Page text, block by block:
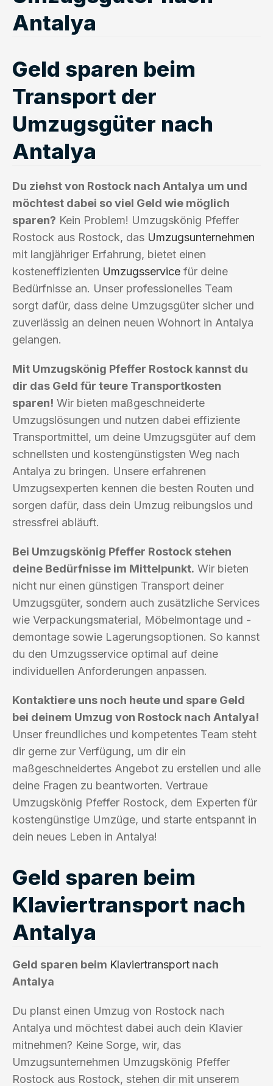
Antalya
Geld sparen beim
Transport der
Umzugsgüter nach
Antalya
Du ziehst von Rostock nach Antalya um und
möchtest dabei so viel Geld wie möglich
sparen? Kein Problem! Umzugskönig Pfeffer
Rostock aus Rostock, das Umzugsunternehmen
mit langjähriger Erfahrung, bietet einen
kosteneffizienten Umzugsservice für deine
Bedürfnisse an. Unser professionelles Team
sorgt dafür, dass deine Umzugsgüter sicher und
zuverlässig an deinen neuen Wohnort in Antalya
gelangen.
Mit Umzugskönig Pfeffer Rostock kannst du
dir das Geld für teure Transportkosten
sparen! Wir bieten maßgeschneiderte
Umzugslösungen und nutzen dabei effiziente
Transportmittel, um deine Umzugsgüter auf dem
schnellsten und kostengünstigsten Weg nach
Antalya zu bringen. Unsere erfahrenen
Umzugsexperten kennen die besten Routen und
sorgen dafür, dass dein Umzug reibungslos und
stressfrei abläuft.
Bei Umzugskönig Pfeffer Rostock stehen
deine Bedürfnisse im Mittelpunkt. Wir bieten
nicht nur einen günstigen Transport deiner
Umzugsgüter, sondern auch zusätzliche Services
wie Verpackungsmaterial, Möbelmontage und -
demontage sowie Lagerungsoptionen. So kannst
du den Umzugsservice optimal auf deine
individuellen Anforderungen anpassen.
Kontaktiere uns noch heute und spare Geld
bei deinem Umzug von Rostock nach Antalya!
Unser freundliches und kompetentes Team steht
dir gerne zur Verfügung, um dir ein
maßgeschneidertes Angebot zu erstellen und alle
deine Fragen zu beantworten. Vertraue
Umzugskönig Pfeffer Rostock, dem Experten für
kostengünstige Umzüge, und starte entspannt in
dein neues Leben in Antalya!
Geld sparen beim
Klaviertransport nach
Antalya
Geld sparen beim Klaviertransport nach
Antalya
Du planst einen Umzug von Rostock nach
Antalya und möchtest dabei auch dein Klavier
mitnehmen? Keine Sorge, wir, das
Umzugsunternehmen Umzugskönig Pfeffer
Rostock aus Rostock, stehen dir mit unserem